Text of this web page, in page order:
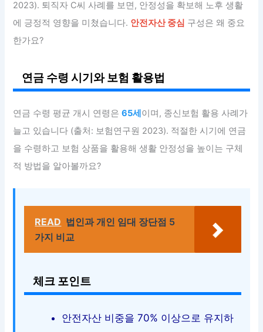
2023). 퇴직자 C씨 사례를 보면, 안정성을 확보해 노후 생활
에 긍정적 영향을 미쳤습니다. 안전자산 중심 구성은 왜 중요
한가요?
연금 수령 시기와 보험 활용법
연금 수령 평균 개시 연령은65세이며, 종신보험 활용 사례가
늘고 있습니다 (출처: 보험연구원 2023). 적절한 시기에 연금
을 수령하고 보험 상품을 활용해 생활 안정성을 높이는 구체
적 방법을 알아볼까요?
READ 법인과 개인 임대 장단점 5
가지 비교
체크 포인트
안전자산 비중을 70% 이상으로 유지하